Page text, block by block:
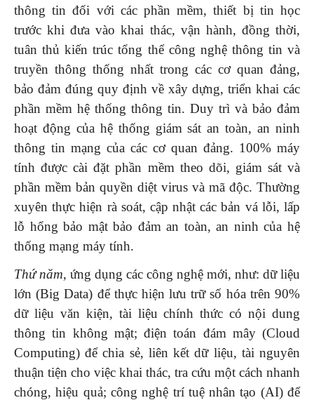
thông tin đối với các phần mềm, thiết bị tin học
trước khi đưa vào khai thác, vận hành, đồng thời,
tuân thủ kiến trúc tổng thể công nghệ thông tin và
truyền thông thống nhất trong các cơ quan đảng,
bảo đảm đúng quy định về xây dựng, triển khai các
phần mềm hệ thống thông tin. Duy trì và bảo đảm
hoạt động của hệ thống giám sát an toàn, an ninh
thông tin mạng của các cơ quan đảng. 100% máy
tính được cài đặt phần mềm theo dõi, giám sát và
phần mềm bản quyền diệt virus và mã độc. Thường
xuyên thực hiện rà soát, cập nhật các bản vá lỗi, lấp
lỗ hổng bảo mật bảo đảm an toàn, an ninh của hệ
thống mạng máy tính.
Thứ năm, ứng dụng các công nghệ mới, như: dữ liệu
lớn (Big Data) để thực hiện lưu trữ số hóa trên 90%
dữ liệu văn kiện, tài liệu chính thức có nội dung
thông tin không mật; điện toán đám mây (Cloud
Computing) để chia sẻ, liên kết dữ liệu, tài nguyên
thuận tiện cho việc khai thác, tra cứu một cách nhanh
chóng, hiệu quả; công nghệ trí tuệ nhân tạo (AI) để